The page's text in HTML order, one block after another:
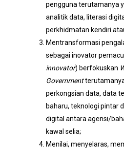
pengguna terutamanya
analitik data, literasi
perkhidmatan kendiri
Mentransformasi
sebagai inovator
innovator) berfokuskan
Government
perkongsian data, data
baharu, teknologi pintar
digital antara agensi/
kawal selia;
Menilai, menyelaras,